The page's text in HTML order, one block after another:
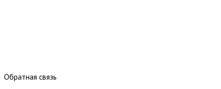
Обратная связь